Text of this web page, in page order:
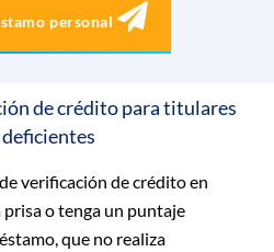
personal
de crédito para titulares
verificación de crédito en
prisa o tenga un puntaje
que no realiza